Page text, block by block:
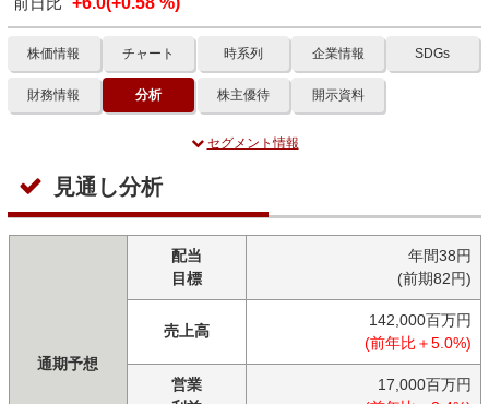
株価情報 チャート 時系列 企業情報 SDGs
財務情報 分析 株主優待 開示資料
セグメント情報
見通し分析
通期予想
配当
目標
年間38円
(前期82円)
売上高
142,000百万円
(前年比＋5.0%)
営業
17,000百万円